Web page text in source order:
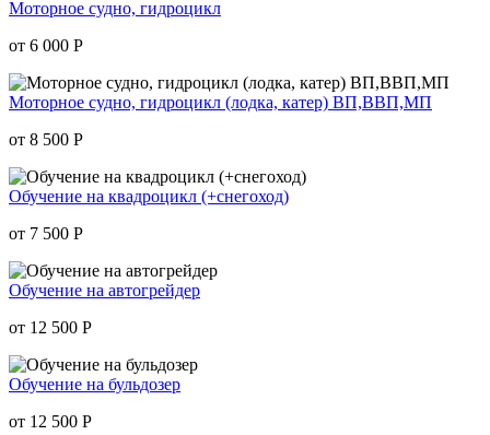
Моторное судно, гидроцикл
от 6 000 Р
Моторное судно, гидроцикл (лодка, катер) ВП,ВВП,МП
от 8 500 Р
Обучение на квадрoцикл (+снегоход)
от 7 500 Р
Обучение на автогрейдер
от 12 500 Р
Обучение на бульдозер
от 12 500 Р